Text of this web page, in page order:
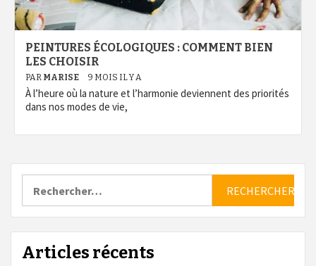
PEINTURES ÉCOLOGIQUES : COMMENT BIEN
LES CHOISIR
PAR MARISE 9 MOIS IL Y A
À l’heure où la nature et l’harmonie deviennent des priorités
dans nos modes de vie,
Articles récents